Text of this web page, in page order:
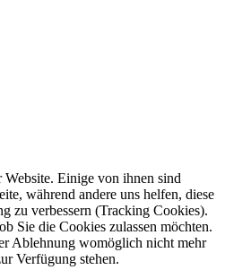
Einige von ihnen sind
während andere uns helfen, diese
zu verbessern (Tracking Cookies).
Sie die Cookies zulassen möchten.
Ablehnung womöglich nicht mehr
Verfügung stehen.